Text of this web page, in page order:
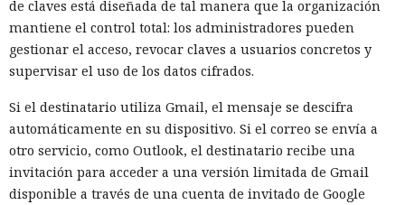
de claves está diseñada de tal manera que la organización
mantiene el control total: los administradores pueden
gestionar el acceso, revocar claves a usuarios concretos y
supervisar el uso de los datos cifrados.
Si el destinatario utiliza Gmail, el mensaje se descifra
automáticamente en su dispositivo. Si el correo se envía a
otro servicio, como Outlook, el destinatario recibe una
invitación para acceder a una versión limitada de Gmail
disponible a través de una cuenta de invitado de Google